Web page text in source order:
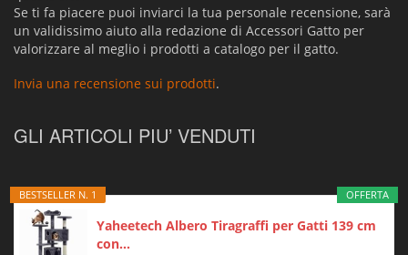
Se ti fa piacere puoi inviarci la tua personale recensione, sarà
un validissimo aiuto alla redazione di Accessori Gatto per
valorizzare al meglio i prodotti a catalogo per il gatto.
Invia una recensione sui prodotti.
GLI ARTICOLI PIU’ VENDUTI
OFFERTA
BESTSELLER N. 1
Yaheetech Albero Tiragraffi per Gatti 139 cm
con...